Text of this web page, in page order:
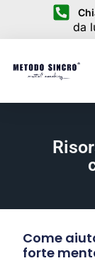
da
Come
forte